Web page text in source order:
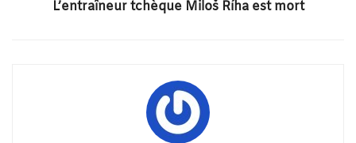
L’entraîneur tchèque Miloš Říha est mort